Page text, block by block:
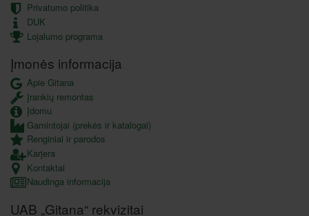
Privatumo politika
DUK
Lojalumo programa
Įmonės informacija
Apie Gitana
Įrankių remontas
Įdomu
Gamintojai (prekės ir katalogai)
Renginiai ir parodos
Karjera
Kontaktai
Naudinga informacija
UAB „Gitana“ rekvizitai